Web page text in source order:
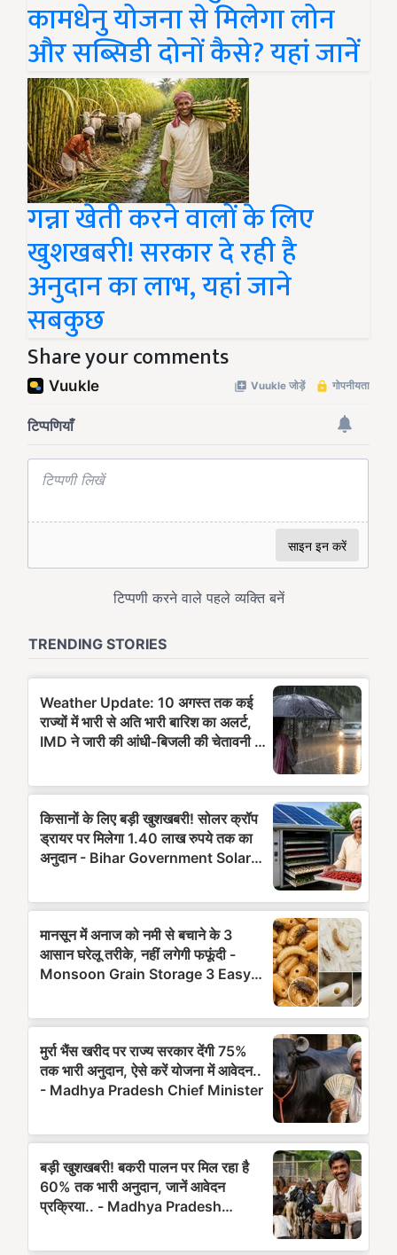
कामधेनु योजना से मिलेगा लोन
और सब्सिडी दोनों कैसे? यहां जानें
गन्ना खेती करने वालों के लिए
खुशखबरी! सरकार दे रही है
अनुदान का लाभ, यहां जाने
सबकुछ
Share your comments